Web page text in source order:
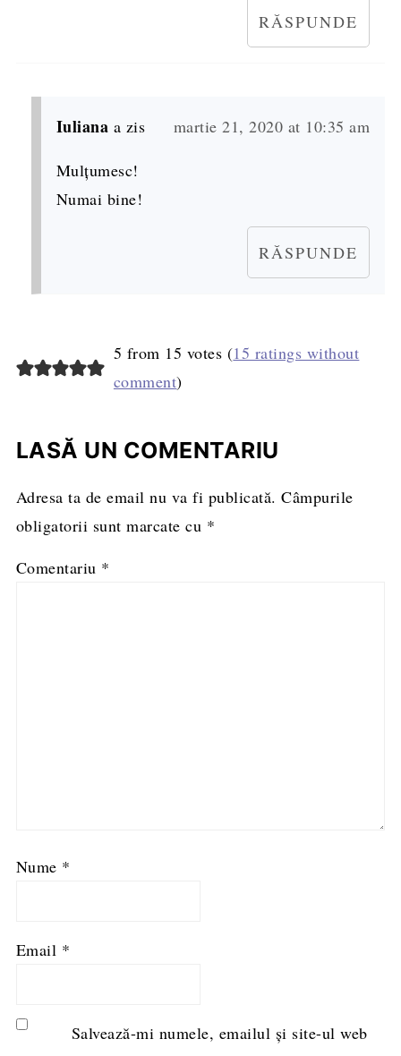
RĂSPUNDE
Iuliana a zis martie 21, 2020 at 10:35 am
Mulțumesc!
Numai bine!
RĂSPUNDE
5 from 15 votes (15 ratings without
comment)
LASĂ UN COMENTARIU
Adresa ta de email nu va fi publicată. Câmpurile
obligatorii sunt marcate cu *
Comentariu *
Nume *
Email *
Salvează-mi numele, emailul și site-ul web